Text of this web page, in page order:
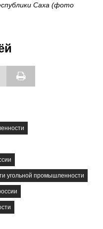
Саха (фото
угольной промышленности